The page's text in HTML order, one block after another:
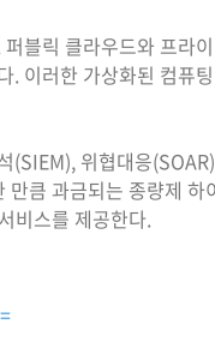
릭 클라우드와 프라
이러한 가상화된 컴퓨
위협대응
큼 과금되는 종량제
비스를 제공한다.